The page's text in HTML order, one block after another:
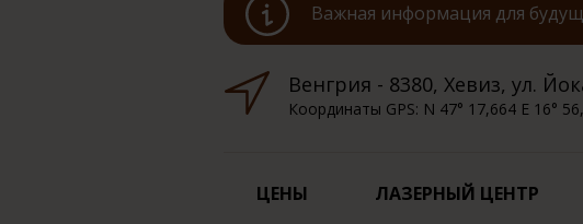
Важная информация для
Венгрия - 8380, Хевиз, ул.
Координаты GPS: N 47° 17,664 E 16°
ЦЕНЫ ЛАЗЕРНЫЙ ЦЕНТР